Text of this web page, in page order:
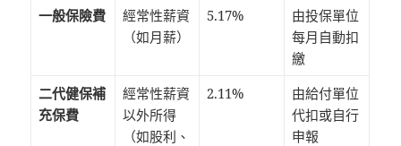
一般保險費
經常性薪資
（如月薪）
5.17%
由投保單位
每月自動扣
繳
二代健保補
充保費
經常性薪資
以外所得
（如股利、
2.11%
由給付單位
代扣或自行
申報